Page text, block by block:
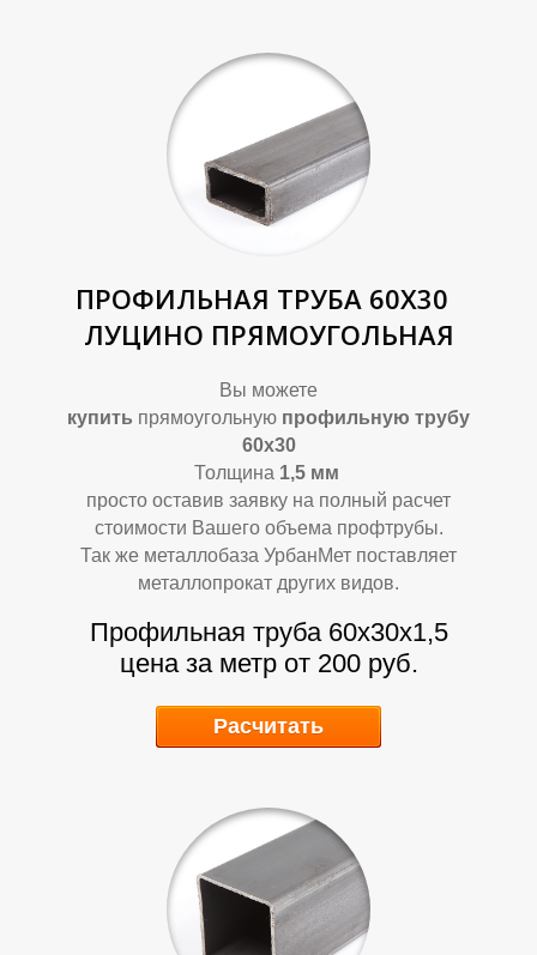
Р
ПРОФИЛЬНАЯ ТРУБА 60Х30
ЛУЦИНО ПРЯМОУГОЛЬНАЯ
Вы можете
купить прямоугольную профильную трубу
60х30
Толщина 1,5мм
просто оставив заявку на полный расчет
стоимости Вашего объема профтрубы.
Так же металлобаза УрбанМет поставляет
металлопрокат других видов.
Профильная труба 60х30х1,5
цена за метр от 200 руб.
Расчитать
Р